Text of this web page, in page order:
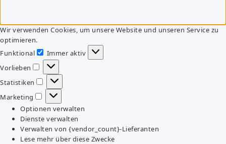
Wir verwenden Cookies, um unsere Website und unseren Service zu
optimieren.
Funktional
Funktional
Immer aktiv
Vorlieben
Vorlieben
Statistiken
Statistiken
Marketing
Marketing
Optionen verwalten
Dienste verwalten
Verwalten von {vendor_count}-Lieferanten
Lese mehr über diese Zwecke